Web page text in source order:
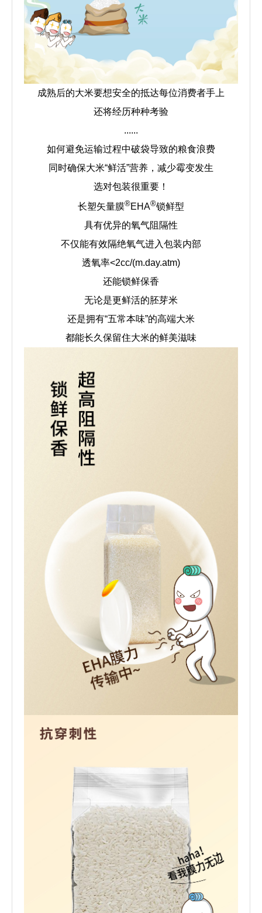
成熟后的大米要想安全的抵达每位消费者手上
还将经历种种考验
......
如何避免运输过程中破袋导致的粮食浪费
同时确保大米“鲜活”营养，减少霉变发生
选对包装很重要！
长塑矢量膜®EHA®锁鲜型
具有优异的氧气阻隔性
不仅能有效隔绝氧气进入包装内部
透氧率<2cc/(m.day.atm)
还能锁鲜保香
无论是更鲜活的胚芽米
还是拥有“五常本味”的高端大米
都能长久保留住大米的鲜美滋味